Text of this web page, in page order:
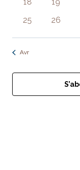
0
25
0
26
Avr